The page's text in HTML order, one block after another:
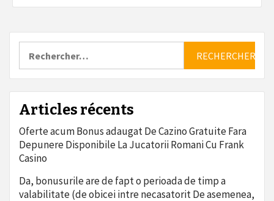
Articles récents
Oferte acum Bonus adaugat De Cazino Gratuite Fara
Depunere Disponibile La Jucatorii Romani Cu Frank
Casino
Da, bonusurile are de fapt o perioada de timp a
valabilitate (de obicei intre necasatorit De asemenea,